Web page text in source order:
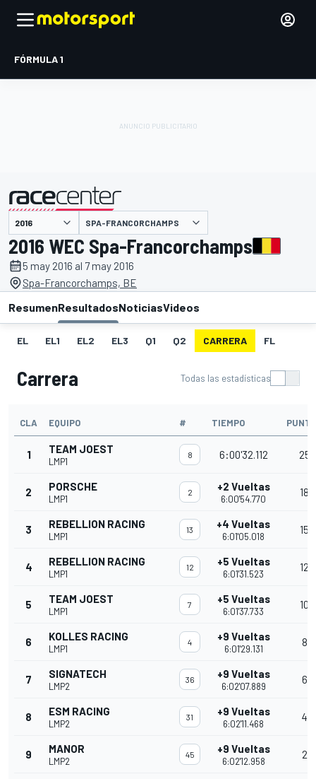
FÓRMULA 1
presentado por SPA-FRANCORCHAMPS
2016 WEC Spa-Francorchamps
5 may 2016 al 7 may 2016
Spa-Francorchamps, BE
ResumenResultadosNoticiasVideos
EL EL1 EL2 EL3 Q1 Q2 CARRERA FL
Carrera Todas las estadísticas
CLA EQUIPO # TIEMPO
1 TEAM JOEST
LMP1
8 6:00'32.112 25
2 PORSCHE
LMP1
2 +2 Vueltas
6:00'54.770
18
3 REBELLION RACING
LMP1
13 +4 Vueltas
6:01'05.018
15
4 REBELLION RACING
LMP1
12 +5 Vueltas
6:01'31.523
12
5 TEAM JOEST
LMP1
7 +5 Vueltas
6:01'37.733
10
6 KOLLES RACING
LMP1
4 +9 Vueltas
6:01'29.131
8
7 SIGNATECH
LMP2
36 +9 Vueltas
6:02'07.889
6
8 ESM RACING
LMP2
31 +9 Vueltas
6:02'11.468
4
9 MANOR
LMP2
45 +9 Vueltas
6:02'12.958
2